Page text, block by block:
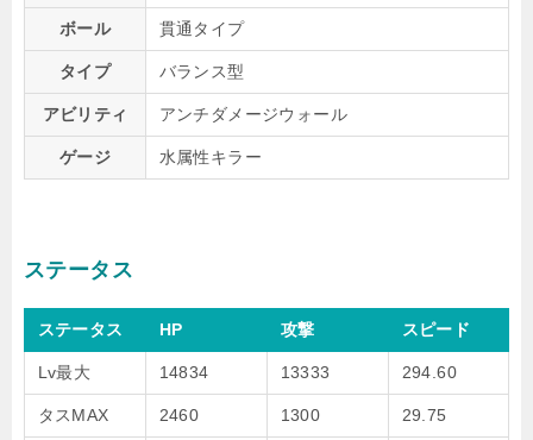
ボール 貫通タイプ
タイプ バランス型
アビリティ アンチダメージウォール
ゲージ 水属性キラー
ステータス
ステータス HP 攻撃 スピード
Lv最大 14834 13333 294.60
タスMAX 2460 1300 29.75